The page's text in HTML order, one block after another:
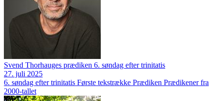
Svend Thorhauges prædiken 6. søndag efter trinitatis
27. juli 2025
6. søndag efter trinitatis Første tekstrække Prædiken Prædikener fra
2000-tallet